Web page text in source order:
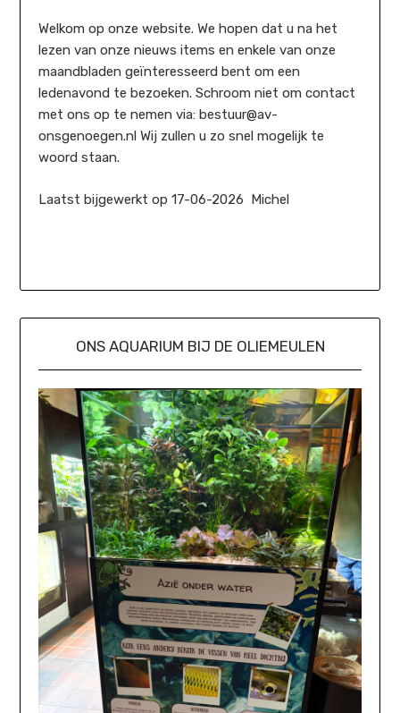
Welkom op onze website. We hopen dat u na het
lezen van onze nieuws items en enkele van onze
maandbladen geïnteresseerd bent om een
ledenavond te bezoeken. Schroom niet om contact
met ons op te nemen via: bestuur@av-
onsgenoegen.nl Wij zullen u zo snel mogelijk te
woord staan.
Laatst bijgewerkt op 17-06-2026 Michel
ONS AQUARIUM BIJ DE OLIEMEULEN